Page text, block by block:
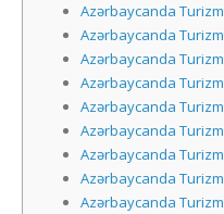
Azərbaycanda Turizm
Azərbaycanda Turizm
Azərbaycanda Turizm
Azərbaycanda Turizm
Azərbaycanda Turizm
Azərbaycanda Turizm
Azərbaycanda Turizm
Azərbaycanda Turizm
Azərbaycanda Turizm